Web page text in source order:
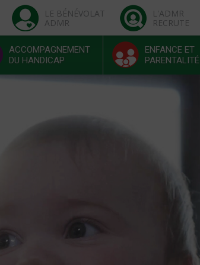
LE BÉNÉVOLAT
ADMR
L'ADMR
RECRUTE
ACCOMPAGNEMENT
DU HANDICAP
ENFANCE ET
PARENTALITÉ